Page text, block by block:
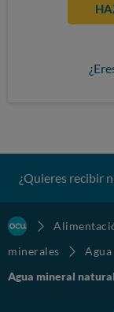
¿Quieres recibir
minerales
Agua mineral natural